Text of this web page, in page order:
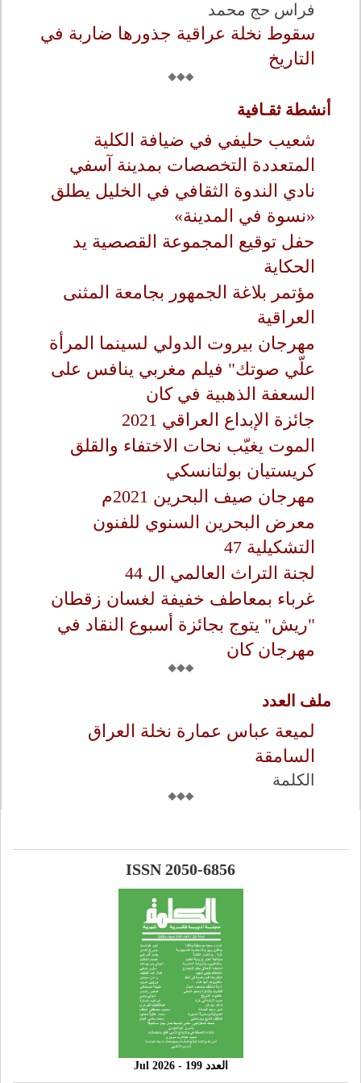
فراس حج محمد
سقوط نخلة عراقية جذورها ضاربة في
التاريخ
أنشطة ثقـافية
شعيب حليفي في ضيافة الكلية
المتعددة التخصصات بمدينة آسفي
نادي الندوة الثقافي في الخليل يطلق
«نسوة في المدينة»
حفل توقيع المجموعة القصصية يد
الحكاية
مؤتمر بلاغة الجمهور بجامعة المثنى
العراقية
مهرجان بيروت الدولي لسينما المرأة
علّي صوتك" فيلم مغربي ينافس على
السعفة الذهبية في كان
جائزة الإبداع العراقي 2021
الموت يغيّب نحات الاختفاء والقلق
كريستيان بولتانسكي
مهرجان صيف البحرين 2021م
معرض البحرين السنوي للفنون
التشكيلية 47
لجنة التراث العالمي ال 44
غرباء بمعاطف خفيفة لغسان زقطان
"ريش" يتوج بجائزة أسبوع النقاد في
مهرجان كان
ملف العدد
لميعة عباس عمارة نخلة العراق
السامقة
الكلمة
ISSN 2050-6856
العدد 199 - 2026 Jul